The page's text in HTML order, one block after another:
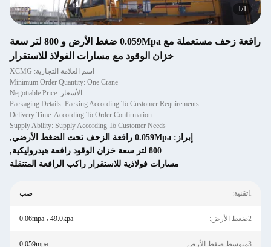
1/1
رافعة زحف مستعملة مع 0.059Mpa ضغط الأرض و 800 لتر سعة
خزان الوقود مع مسارات الفولاذ للاستقرار
اسم العلامة التجارية: XCMG
Minimum Order Quantity: One Crane
الأسعار: Negotiable Price
Packaging Details: Packing According To Customer Requirements
Delivery Time: According To Order Confirmation
Supply Ability: Supply According To Customer Needs
إبراز: 0.059Mpa رافعة الزحف تحت الضغط الأرضي
,
800 لتر سعة خزان الوقود رافعة هيدروليكية
,
مسارات فولاذية للاستقرار راكب الرافعة المتنقلة
1تقنية: صب
2ضغط الأرض: 0.06mpa ، 49.0kpa
3متوسط ​​ضغط الأرض: 0.059mpa